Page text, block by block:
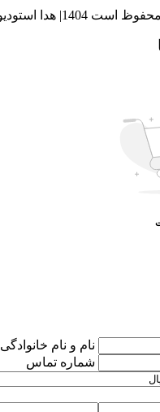
1404| هدا استودیو
نام و نام خانوادگی
شماره تماس